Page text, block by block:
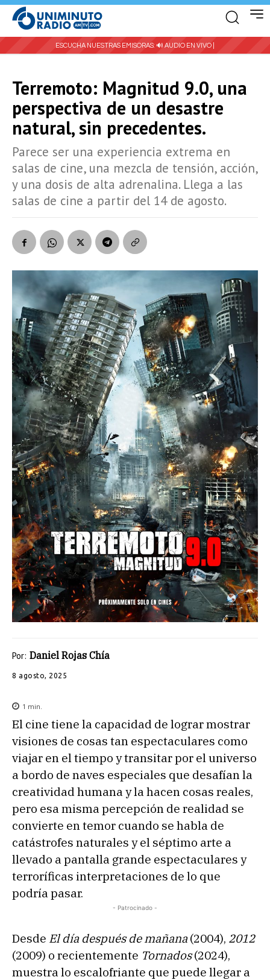
ESCUCHA NUESTRAS EMISORAS: 🔊 AUDIO EN VIVO |
Terremoto: Magnitud 9.0, una
perspectiva de un desastre
natural, sin precedentes.
Parece ser una experiencia extrema en
salas de cine, una mezcla de tensión, acción,
y una dosis de alta adrenalina. Llega a las
salas de cine a partir del 14 de agosto.
Por: Daniel Rojas Chía
8 agosto, 2025
1 min.
El cine tiene la capacidad de lograr mostrar
visiones de cosas tan espectaculares como
viajar en el tiempo y transitar por el universo
a bordo de naves especiales que desafían la
creatividad humana y la hacen cosas reales,
pero esa misma percepción de realidad se
convierte en temor cuando se habla de
catástrofes naturales y el séptimo arte a
llevado a pantalla grande espectaculares y
terroríficas interpretaciones de lo que
podría pasar.
- Patrocinado -
Desde El día después de mañana(2004), 2012
(2009) o recientemente Tornados(2024),
muestra lo escalofriante que puede llegar a